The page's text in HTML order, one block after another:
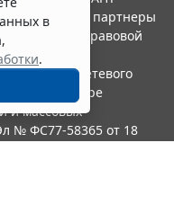
в
.
"Гарант" и ее партнеры
ассоциации правовой
качестве сетевого
в сфере
и массовых
№ ФС77-58365 от 18